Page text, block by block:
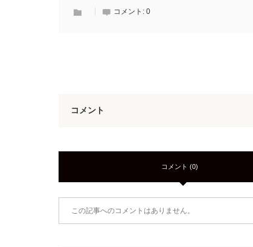
コメント: 0
コメント
コメント (0)
この記事へのコメントはありません。